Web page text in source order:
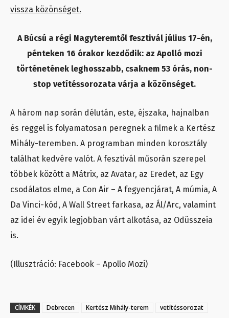
vissza közönséget.
A Búcsú a régi Nagyteremtől fesztivál július 17-én,
pénteken 16 órakor kezdődik: az Apolló mozi
történetének leghosszabb, csaknem 53 órás, non-
stop vetítéssorozata várja a közönséget.
A három nap során délután, este, éjszaka, hajnalban
és reggel is folyamatosan peregnek a filmek a Kertész
Mihály-teremben. A programban minden korosztály
találhat kedvére valót. A fesztivál műsorán szerepel
többek között a Mátrix, az Avatar, az Eredet, az Egy
csodálatos elme, a Con Air – A fegyencjárat, A múmia, A
Da Vinci-kód, A Wall Street farkasa, az Ál/Arc, valamint
az idei év egyik legjobban várt alkotása, az Odüsszeia
is.
(Illusztráció: Facebook – Apollo Mozi)
CÍMKÉK Debrecen Kertész Mihály-terem
vetítéssorozat